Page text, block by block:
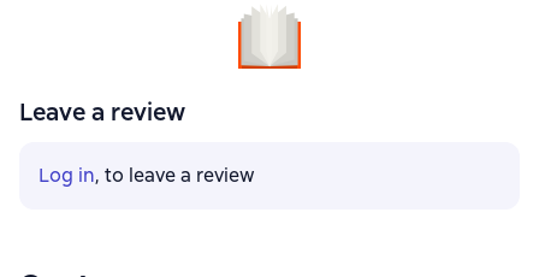
Leave a review
Log in, to leave a review